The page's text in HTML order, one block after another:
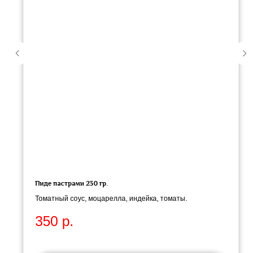
Пиде пастрами 230 гр.
Томатный соус, моцарелла, индейка, томаты.
350 р.